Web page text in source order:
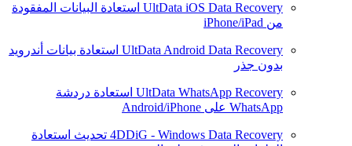
UltData iOS Data Recovery استعادة البيانات المفقودة
من iPhone/iPad
UltData Android Data Recovery استعادة بيانات أندرويد
بدون جذر
UltData WhatsApp Recovery استعادة دردشة
WhatsApp على Android/iPhone
4DDiG - Windows Data Recovery تحديث استعادة